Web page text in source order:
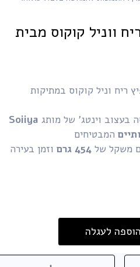
קוקוס מבית
וניל קוקוס במתיקות
וינטג' של מותגSoiiya
המבטיחים
של454גרםוזמן בעירה
לעגלה